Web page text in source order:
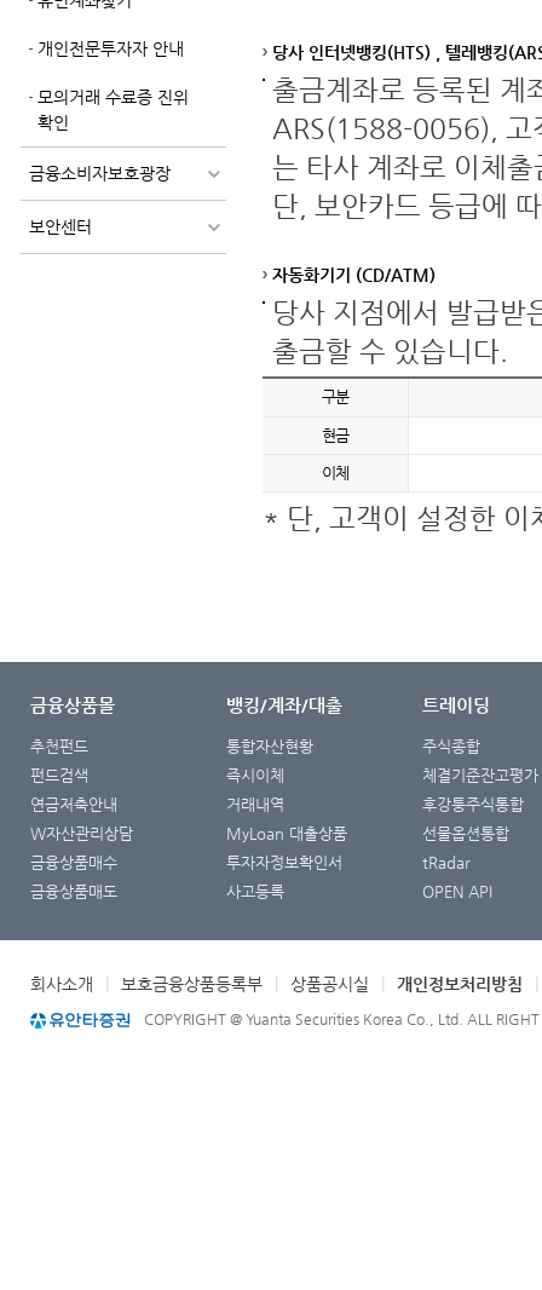
개인전문투자자 안내
모의거래 수료증 진위
확인
금융소비자보호광장
보안센터
당사 인터넷뱅킹(HTS) , 텔레뱅킹
출금계좌로 등록된 계
ARS(1588-0056), 고
는 타사 계좌로 이체
단, 보안카드 등급에
자동화기기 (CD/ATM)
당사 지점에서 발급
출금할 수 있습니다.
구분
현금
이체
* 단, 고객이 설정한 이
금융상품몰
추천펀드
펀드검색
연금저축안내
W자산관리상담
금융상품매수
금융상품매도
뱅킹/계좌/대출
통합자산현황
즉시이체
거래내역
MyLoan 대출상품
투자자정보확인서
사고등록
트레이딩
주식종합
체결기준잔고평가
후강퉁주식통합
선물옵션통합
tRadar
OPEN API
회사소개 보호금융상품등록부 상품공시실 개인정보처리방침
COPYRIGHT @ Yuanta Securities Korea Co., Ltd. ALL RIGHT